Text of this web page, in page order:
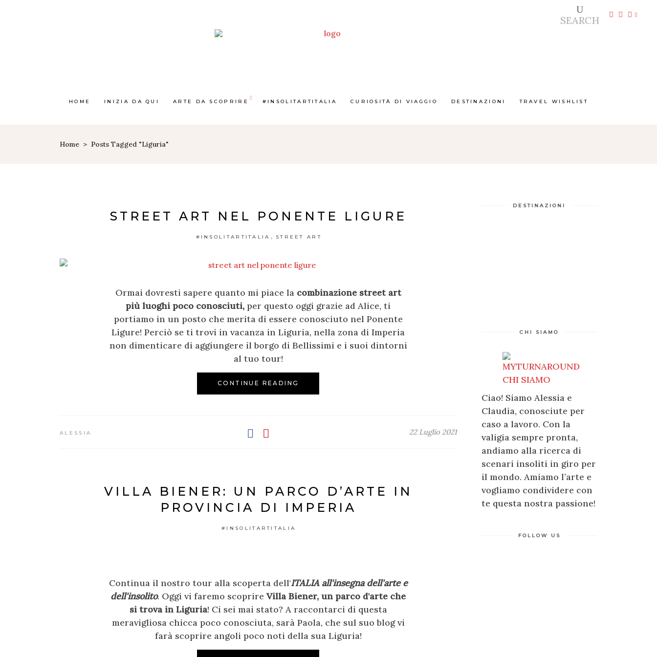
SEARCH
HOME INIZIA DA QUI ARTE DA SCOPRIRE #INSOLITARTITALIA CURIOSITÀ DI VIAGGIO DESTINAZIONI TRAVEL WISHLIST
Home > Posts Tagged "liguria"
STREET ART NEL PONENTE LIGURE
#INSOLITARTITALIA , STREET ART
Ormai dovresti sapere quanto mi piace la combinazione street art
più luoghi poco conosciuti, per questo oggi grazie ad Alice, ti
portiamo in un posto che merita di essere conosciuto nel Ponente
Ligure! Perciò se ti trovi in vacanza in Liguria, nella zona di Imperia
non dimenticare di aggiungere il borgo di Bellissimi e i suoi dintorni
al tuo tour!
CONTINUE READING
ALESSIA 22 Luglio 2021
VILLA BIENER: UN PARCO D’ARTE IN
PROVINCIA DI IMPERIA
#INSOLITARTITALIA
Continua il nostro tour alla scoperta dell'ITALIA all'insegna dell'arte e
dell'insolito. Oggi vi faremo scoprireVilla Biener, un parco d'arte che
si trova in Liguria! Ci sei mai stato? A raccontarci di questa
meravigliosa chicca poco conosciuta, sarà Paola, che sul suo blog vi
farà scoprire angoli poco noti della sua Liguria!
DESTINAZIONI
CHI SIAMO
Ciao! Siamo Alessia e
Claudia, conosciute per
caso a lavoro. Con la
valigia sempre pronta,
andiamo alla ricerca di
scenari insoliti in giro per
il mondo. Amiamo l’arte e
vogliamo condividere con
te questa nostra passione!
FOLLOW US